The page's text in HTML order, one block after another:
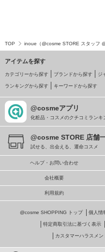
TOP inoue（@cosme STORE スタッフ
アイテムを探す
カテゴリーから探す ブランドから探す ジ
ランキングから探す キーワードから探す
@cosmeアプリ
化粧品・コスメのクチコミランキ
@cosme STORE 店舗
試せる、出会える、運命コスメ
ヘルプ・お問い合わせ
会社概要
利用規約
@cosme SHOPPING トップ 個人情
特定商取引法に基づく表示
カスタマーハラスメ